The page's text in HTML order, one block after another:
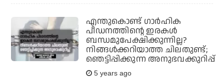
എന്തുകൊണ്ട് ഗാര്‍ഹിക
പീഡനത്തിന്റെ ഇരകള്‍
ബന്ധമുപേക്ഷിക്കുന്നില്ല?
നിങ്ങള്‍ക്കറിയാത്ത ചിലതുണ്ട്;
ഞെട്ടിപ്പിക്കുന്ന അനുഭവക്കുറിപ്പ്
5 years ago